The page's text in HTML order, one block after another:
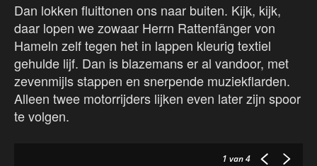
Dan lokken fluittonen ons naar buiten. Kijk, kijk,
daar lopen we zowaar Herrn Rattenfänger von
Hameln zelf tegen het in lappen kleurig textiel
gehulde lijf. Dan is blazemans er al vandoor, met
zevenmijls stappen en snerpende muziekflarden.
Alleen twee motorrijders lijken even later zijn spoor
te volgen.
1 van 4